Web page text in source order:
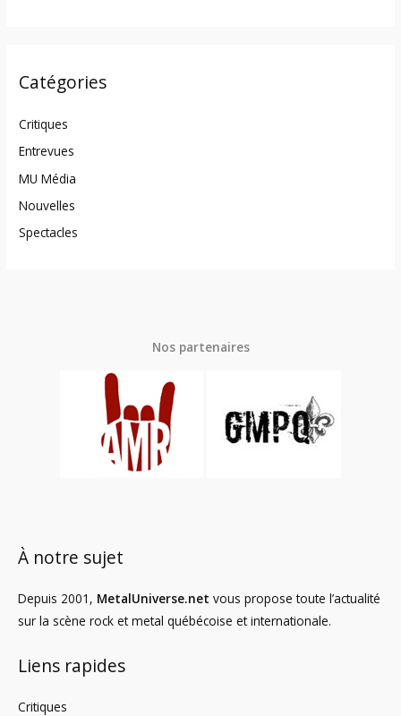
Catégories
Critiques
Entrevues
MU Média
Nouvelles
Spectacles
Nos partenaires
À notre sujet
Depuis 2001, MetalUniverse.net vous propose toute l’actualité
sur la scène rock et metal québécoise et internationale.
Liens rapides
Critiques